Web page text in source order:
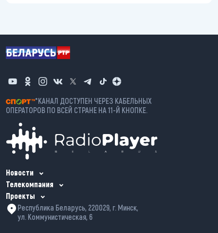
*КАНАЛ ДОСТУПЕН ЧЕРЕЗ КАБЕЛЬНЫХ
ОПЕРАТОРОВ ПО ВСЕЙ СТРАНЕ НА 11-Й КНОПКЕ.
Новости
Телекомпания
Проекты
Республика Беларусь, 220029, г. Минск,
ул. Коммунистическая, 6